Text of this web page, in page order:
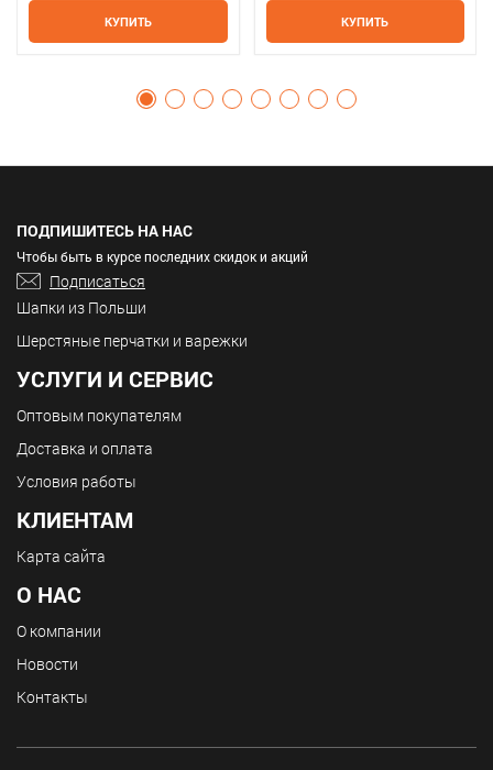
КУПИТЬ КУПИТЬ
ПОДПИШИТЕСЬ НА НАС
Чтобы быть в курсе последних скидок и акций
Подписаться
Шапки из Польши
Шерстяные перчатки и варежки
УСЛУГИ И СЕРВИС
Оптовым покупателям
Доставка и оплата
Условия работы
КЛИЕНТАМ
Карта сайта
О НАС
О компании
Новости
Контакты